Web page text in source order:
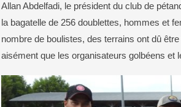
Allan Abdelfadi, le président du club de
la bagatelle de 256 doublettes, hommes et
nombre de boulistes, des terrains ont dû
aisément que les organisateurs golbéens et